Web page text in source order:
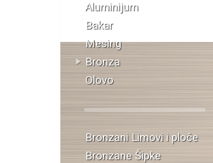
Aluminijum
Bakar
Mesing
Bronza
Olovo
Bronzani Limovi i ploče
Bronzane Šipke